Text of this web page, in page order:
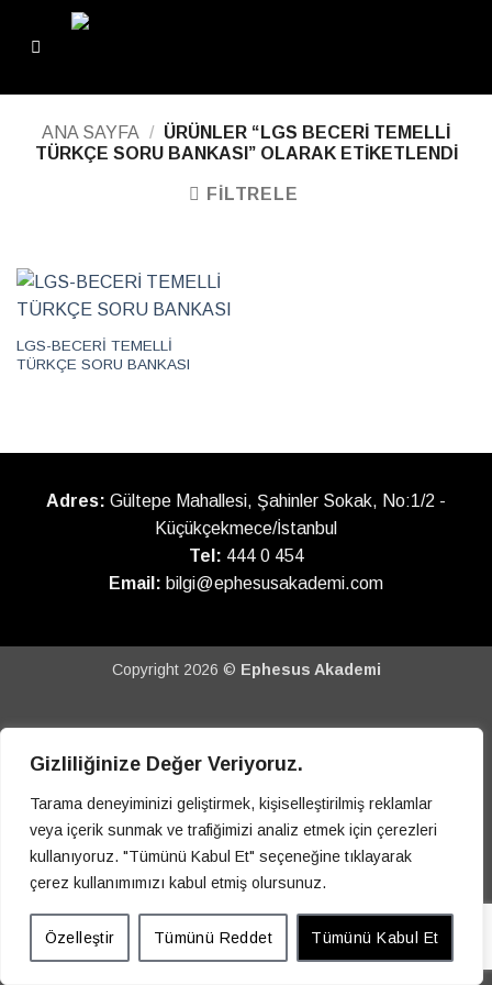
Gizliliğinize Değer Veriyoruz.
Tarama deneyiminizi geliştirmek, kişiselleştirilmiş reklamlar
veya içerik sunmak ve trafiğimizi analiz etmek için çerezleri
kullanıyoruz. "Tümünü Kabul Et" seçeneğine tıklayarak
çerez kullanımımızı kabul etmiş olursunuz.
Özelleştir Tümünü Reddet Tümünü Kabul Et
ANA SAYFA / ÜRÜNLER “LGS BECERI TEMELLI
TÜRKÇE SORU BANKASI” OLARAK ETIKETLENDI
FILTRELE
LGS-BECERİ TEMELLİ
TÜRKÇE SORU BANKASI
Adres: Gültepe Mahallesi, Şahinler Sokak, No:1/2 -
Küçükçekmece/İstanbul
Tel: 444 0 454
Email: bilgi@ephesusakademi.com
Copyright 2026 © Ephesus Akademi